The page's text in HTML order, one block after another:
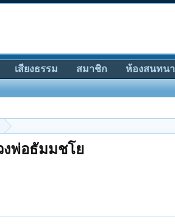
งพ่อธัมมชโย
เสียงธรรม สมาชิก ห้องสนทนา